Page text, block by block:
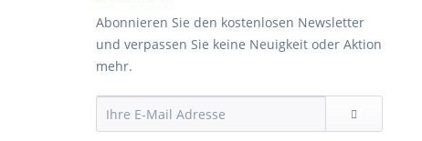
Abonnieren Sie den kostenlosen Newsletter
und verpassen Sie keine Neuigkeit oder Aktion
mehr.